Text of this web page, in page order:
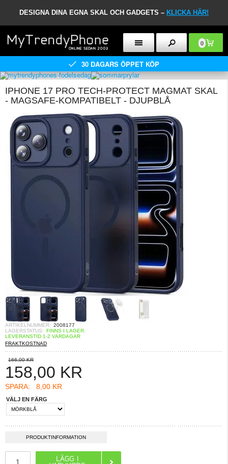
DESIGNA DINA EGNA SKAL OCH GADGETS – KLICKA HÄR!
0
30 DAGARS ÖPPET KÖP
IPHONE 17 PRO TECH-PROTECT MAGMAT SKAL
- MAGSAFE-KOMPATIBELT - DJUPBLÅ
ARTIKELNUMMER: 2008177
LAGERSTATUS: FINNS I LAGER.
LEVERANSTID 1-2 VARDAGAR
FRAKTKOSTNAD
166,00 KR
158,00 KR
SPARA: 8,00 KR
VÄLJ EN FÄRG
PRODUKTINFORMATION